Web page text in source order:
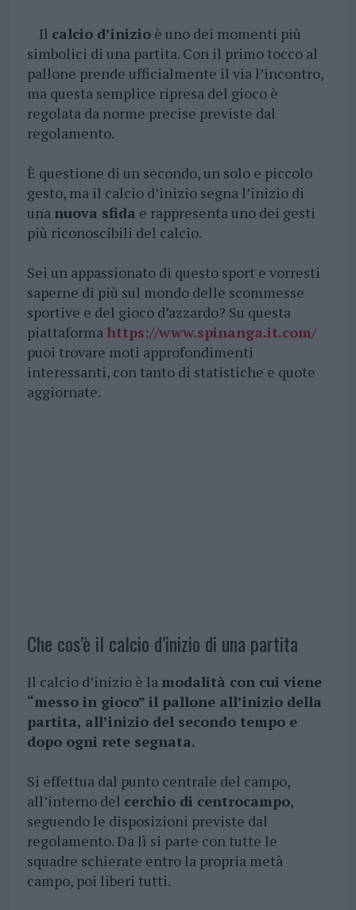
Il calcio d’inizioè uno dei momenti più
simbolici di una partita. Con il primo tocco al
pallone prende ufficialmente il via l’incontro,
ma questa semplice ripresa del gioco è
regolata da norme precise previste dal
regolamento.
È questione di un secondo, un solo e piccolo
gesto, ma il calcio d’inizio segna l’inizio di
una nuova sfida e rappresenta uno dei gesti
più riconoscibili del calcio.
Sei un appassionato di questo sport e vorresti
saperne di più sul mondo delle scommesse
sportive e del gioco d’azzardo? Su questa
piattaforma https://www.spinanga.it.com/
puoi trovare moti approfondimenti
interessanti, con tanto di statistiche e quote
aggiornate.
Che cos’è il calcio d’inizio di una partita
Il calcio d’inizio è la modalità con cui viene
“messo in gioco” il pallone all’inizio della
partita, all’inizio del secondo tempo e
dopo ogni rete segnata.
Si effettua dal punto centrale del campo,
all’interno del cerchio di centrocampo,
seguendo le disposizioni previste dal
regolamento. Da lì si parte con tutte le
squadre schierate entro la propria metà
campo, poi liberi tutti.